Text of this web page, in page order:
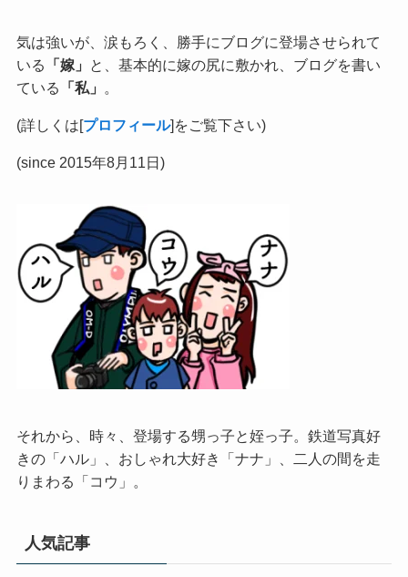
気は強いが、涙もろく、勝手にブログに登場させられて
いる
「嫁」
と、基本的に嫁の尻に敷かれ、ブログを書い
ている
「私」 。
(詳しくは[プロフィール]をご覧下さい)
(since 2015年8月11日)
それから、時々、登場する甥っ子と姪っ子。鉄道写真好
きの「ハル」、おしゃれ大好き「ナナ」、二人の間を走
りまわる「コウ」。
人気記事